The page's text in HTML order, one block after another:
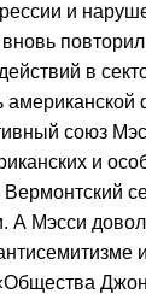
и
в
американской
союз
и
А Мэсси